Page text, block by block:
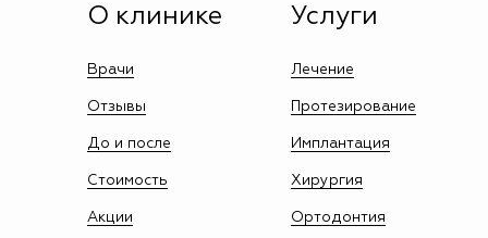
О клинике
Врачи
Отзывы
До и после
Стоимость
Акции
Услуги
Лечение
Протезирование
Имплантация
Хирургия
Ортодонтия